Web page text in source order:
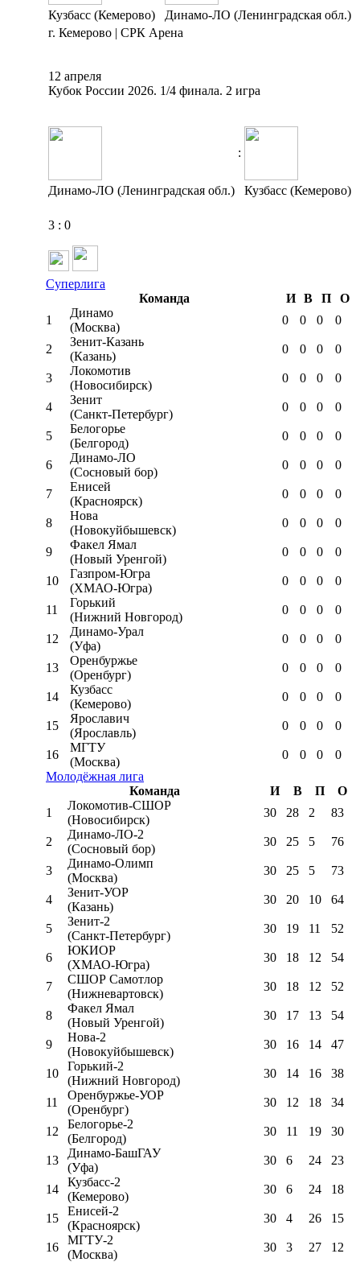
Кузбасс (Кемерово)
Динамо-ЛО (Ленинградская обл.)
г. Кемерово | СРК Арена
12 апреля
Кубок России 2026. 1/4 финала. 2 игра
:
Динамо-ЛО (Ленинградская обл.) Кузбасс (Кемерово)
3 : 0
Суперлига
Команда
И В П
О
1
Динамо
(Москва)
0 0 0 0
2
Зенит-Казань
(Казань)
0 0 0 0
3
Локомотив
(Новосибирск)
0 0 0 0
4
Зенит
(Санкт-Петербург)
0 0 0 0
5
Белогорье
(Белгород)
0 0 0 0
6
Динамо-ЛО
(Сосновый бор)
0 0 0 0
7
Енисей
(Красноярск)
0 0 0 0
8
Нова
(Новокуйбышевск)
0 0 0 0
9
Факел Ямал
(Новый Уренгой)
0 0 0 0
10
Газпром-Югра
(ХМАО-Югра)
0 0 0 0
11
Горький
(Нижний Новгород)
0 0 0 0
12
Динамо-Урал
(Уфа)
0 0 0 0
13
Оренбуржье
(Оренбург)
0 0 0 0
14
Кузбасс
(Кемерово)
0 0 0 0
15
Ярославич
(Ярославль)
0 0 0 0
16
МГТУ
(Москва)
0 0 0
0
Молодёжная лига
Команда
И В П
О
1
Локомотив-CШОР
(Новосибирск)
30 28 2 83
2
Динамо-ЛО-2
(Сосновый бор)
30 25 5 76
3
Динамо-Олимп
(Москва)
30 25 5 73
4
Зенит-УОР
(Казань)
30 20 10 64
5
Зенит-2
(Санкт-Петербург)
30 19 11 52
6
ЮКИОР
(ХМАО-Югра)
30 18 12 54
7
СШОР Самотлор
(Нижневартовск)
30 18 12 52
8
Факел Ямал
(Новый Уренгой)
30 17 13 54
9
Нова-2
(Новокуйбышевск)
30 16 14 47
10
Горький-2
(Нижний Новгород)
30 14 16 38
11
Оренбуржье-УОР
(Оренбург)
30 12 18 34
12
Белогорье-2
(Белгород)
30 11 19 30
13
Динамо-БашГАУ
(Уфа)
30 6 24 23
14
Кузбасс-2
(Кемерово)
30 6 24 18
15
Енисей-2
(Красноярск)
30 4 26 15
16
МГТУ-2
(Москва)
30 3 27 12